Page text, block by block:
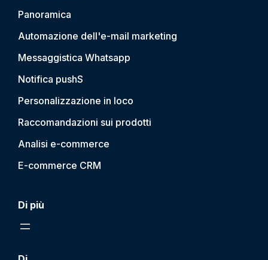
Panoramica
Automazione dell'e-mail marketing
Messaggistica Whatsapp
Notifica pushS
Personalizzazione in loco
Raccomandazioni sui prodotti
Analisi e-commerce
E-commerce CRM
Di più